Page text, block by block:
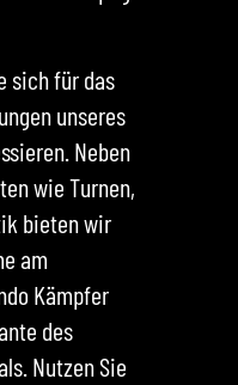
sich für das
unseres
Neben
wie Turnen,
bieten wir
am
Kämpfer
des
Nutzen Sie